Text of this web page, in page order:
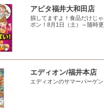
アピタ福井大和田店
損してますよ！食品だけじ
ポン！8月1日（土）～随時
エディオン/福井本店
エディオンのサマーバーゲ